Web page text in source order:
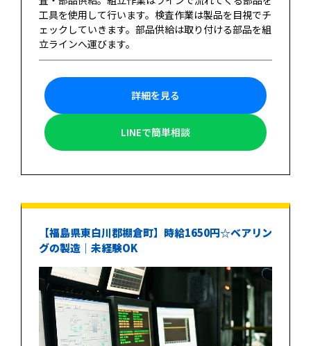
工具を使用して行います。検査作業は製品を目視でチ
ェックしていきます。部品供給は取り付ける部品を組
立ラインへ運びます。
詳細を見る
LINEで簡単相談
【福島県東白川郡棚倉町】時給1650円☆ベアリン
グの製造｜未経験OK